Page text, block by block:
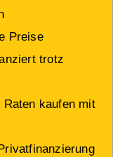
Preise
trotz
kaufen mit